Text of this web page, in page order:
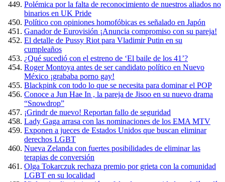
Polémica por la falta de reconocimiento de nuestros aliados no
binarios en UK Pride
Político con opiniones homofóbicas es señalado en Japón
Ganador de Eurovisión ¡Anuncia compromiso con su pareja!
El detalle de Pussy Riot para Vladimir Putin en su
cumpleaños
¿Qué sucedió con el estreno de ‘El baile de los 41’?
Roger Montoya antes de ser candidato político en Nuevo
México ¡grababa porno gay!
Blackpink con todo lo que se necesita para dominar el POP
Conoce a Jun Hae In , la pareja de Jisoo en su nuevo drama
“Snowdrop”
¡Grindr de nuevo! Reportan fallo de seguridad
Lady Gaga arrasa con las nominaciones de los EMA MTV
Exponen a jueces de Estados Unidos que buscan eliminar
derechos LGBT
Nueva Zelanda con fuertes posibilidades de eliminar las
terapias de conversión
Olga Tokarczuk rechaza premio por grieta con la comunidad
LGBT en su localidad